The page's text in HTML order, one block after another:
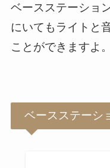
ベースステーショ
にいてもライトと
ことができますよ。
ベースステーシ